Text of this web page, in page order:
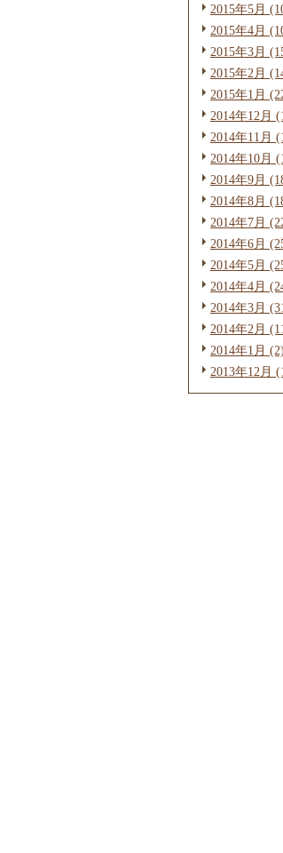
2015年5月
2015年4月
2015年3月
2015年2月
2015年1月
2014年12月
2014年11月
2014年10月
2014年9月
2014年8月
2014年7月
2014年6月
2014年5月
2014年4月
2014年3月
2014年2月
2014年1月 (2)
2013年12月